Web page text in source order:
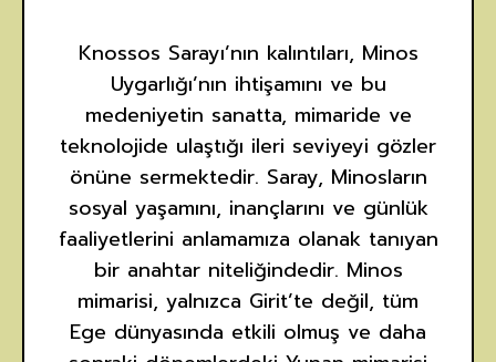
Knossos Sarayı’nın kalıntıları, Minos
Uygarlığı’nın ihtişamını ve bu
medeniyetin sanatta, mimaride ve
teknolojide ulaştığı ileri seviyeyi gözler
önüne sermektedir. Saray, Minosların
sosyal yaşamını, inançlarını ve günlük
faaliyetlerini anlamamıza olanak tanıyan
bir anahtar niteliğindedir. Minos
mimarisi, yalnızca Girit’te değil, tüm
Ege dünyasında etkili olmuş ve daha